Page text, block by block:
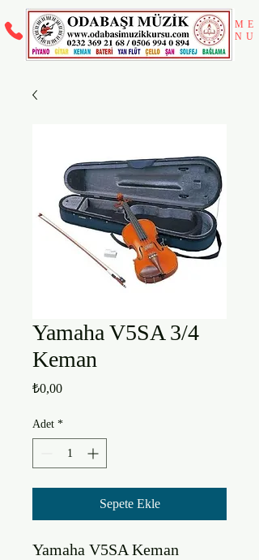
ME
NU
Yamaha V5SA 3/4
Keman
₺0,00Fiyat
Adet *
Sepete Ekle
Yamaha V5SA Keman